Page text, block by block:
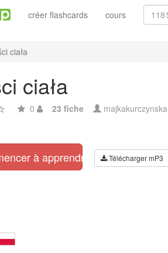
créer flashcards cours
ciała
ciała
0 23 fiche majkakurczynska
à apprendre Télécharger mP3